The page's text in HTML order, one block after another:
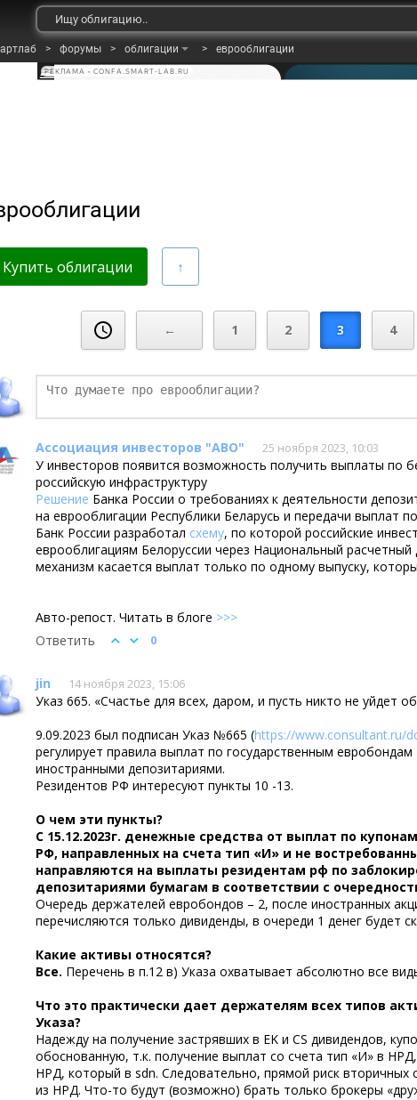
> форумы > облигации > еврооблигации
РЕКЛАМА • CONFA.SMART-LAB.RU
Купить облигации
Финаме
БКС Мир Инвестиций
← 1 2 3 4
Ассоциация инвесторов "АВО" 25 ноября 2023, 10:03
У инвесторов появится возможность получить выплаты по
российскую инфраструктуру
Решение Банка России о требованиях к деятельности
на еврооблигации Республики Беларусь и передачи выплат
Банк России разработал схему, по которой российские
еврооблигациям Белоруссии через Национальный
механизм касается выплат только по одному выпуску,
Авто-репост. Читать в блоге >>>
Ответить
0
jin 14 ноября 2023, 15:06
Указ 665. «Счастье для всех, даром, и пусть никто не уйдет
9.09.2023 был подписан Указ №665 (https://www.consultant.ru/
регулирует правила выплат по государственным
иностранными депозитариями.
Резидентов РФ интересуют пункты 10 -13.
О чем эти пункты?
С 15.12.2023г. денежные средства от выплат по
РФ, направленных на счета тип «И» и не
направляются на выплаты резидентам рф по
депозитариями бумагам в соответствии с
Очередь держателей евробондов – 2, после иностранных
перечисляются только дивиденды, в очереди 1 денег будет
Какие активы относятся?
Все. Перечень в п.12 в) Указа охватывает абсолютно все
Что это практически дает держателям всех типов
Указа?
Надежду на получение застрявших в EK и CS дивидендов,
обоснованную, т.к. получение выплат со счета тип «И» в
НРД, который в sdn. Следовательно, прямой риск вторичных
из НРД. Что-то будут (возможно) брать только брокеры